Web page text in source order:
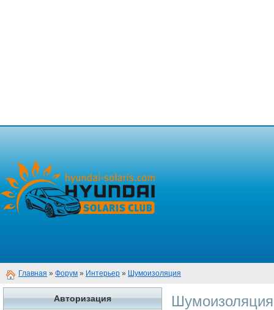
Главная » Форум » Интерьер » Шумоизоляция
Авторизация Шумоизоляция